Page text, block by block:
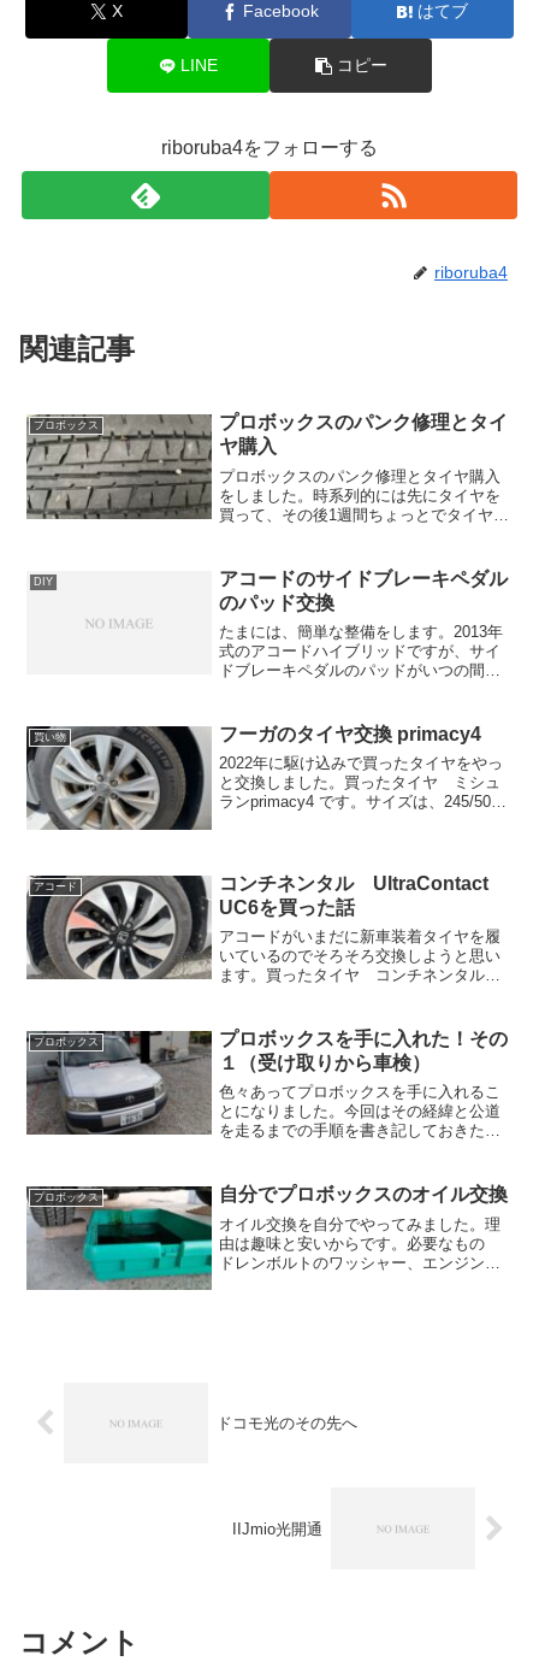
X Facebook はてブ
LINE コピー
riboruba4をフォローする
riboruba4
関連記事
プロボックス
プロボックスのパンク修理とタイ
ヤ購入
プロボックスのパンク修理とタイヤ購入
をしました。時系列的には先にタイヤを
買って、その後1週間ちょっとでタイヤが
5mm弱あり、もったいないのでパンク修
理しました。パンク修理...
DIY
アコードのサイドブレーキペダル
のパッド交換
たまには、簡単な整備をします。2013年
式のアコードハイブリッドですが、サイ
ドブレーキペダルのパッドがいつの間に
るだけなので、通常使用する分には何も
影響がないですが、安い...
買い物 フーガのタイヤ交換 primacy4
2022年に駆け込みで買ったタイヤをやっ
と交換しました。買ったタイヤ ミシュ
ランprimacy4 です。サイズは、245/50
アコード
コンチネンタル UltraContact
UC6を買った話
アコードがいまだに新車装着タイヤを履
いているのでそろそろ交換しようと思い
ます。買ったタイヤ コンチネンタルの
（AdvandbとかREGNOとか）も候補に入
って...
プロボックス
プロボックスを手に入れた！その
１（受け取りから車検）
色々あってプロボックスを手に入れるこ
とになりました。今回はその経緯と公道
を走るまでの手順を書き記しておきたい
するのにもお金がかかるので引き取り手
を探していました。 ちょ...
プロボックス 自分でプロボックスのオイル交換
オイル交換を自分でやってみました。理
由は趣味と安いからです。必要なもの
ドレンボルトのワッシャー、エンジンオ
ドコモ光のその先へ
IIJmio光開通
コメント